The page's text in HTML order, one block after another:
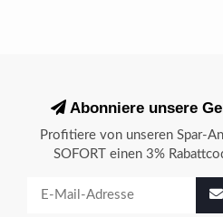
Abonniere unsere
Profitiere von unseren Spar-
SOFORT einen 3%